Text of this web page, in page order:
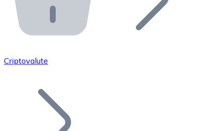
API Bitnovo
Integra la nostra API nel tuo ecosistema.
Unisciti alla nostra rete di rivenditori e
Aggiungi il token del tuo progetto al nostro servizio di
Criptovalute